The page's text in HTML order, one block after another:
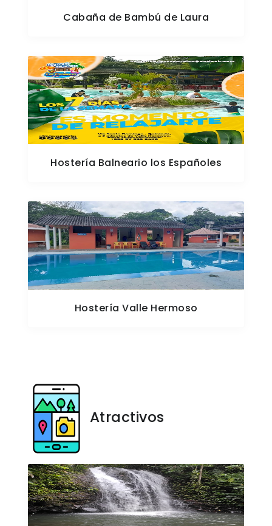
Cabaña de Bambú de Laura
Hostería Balneario los Españoles
Hostería Valle Hermoso
Atractivos